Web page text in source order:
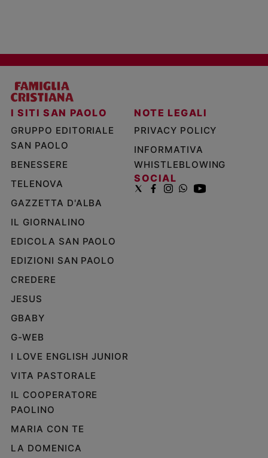
I SITI SAN PAOLO
GRUPPO EDITORIALE
SAN PAOLO
BENESSERE
TELENOVA
GAZZETTA D'ALBA
IL GIORNALINO
EDICOLA SAN PAOLO
EDIZIONI SAN PAOLO
CREDERE
JESUS
GBABY
G-WEB
I LOVE ENGLISH JUNIOR
VITA PASTORALE
IL COOPERATORE
PAOLINO
MARIA CON TE
LA DOMENICA
NOTE LEGALI
PRIVACY POLICY
INFORMATIVA
WHISTLEBLOWING
SOCIAL